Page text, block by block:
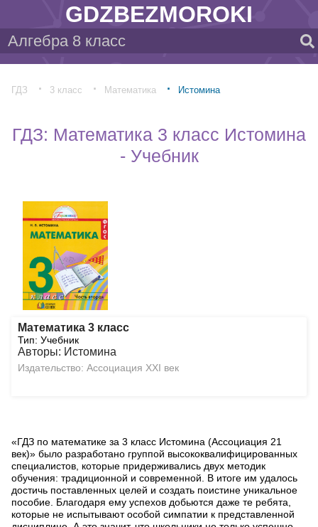
GDZBEZMOROKI
ГДЗ 3 класс Математика Истомина
ГДЗ: Математика 3 класс Истомина
- Учебник
Математика 3 класс
Тип: Учебник
Авторы: Истомина
Издательство: Ассоциация ХХI век
«ГДЗ по математике за 3 класс Истомина (Ассоциация 21
век)» было разработано группой высококвалифицированных
специалистов, которые придерживались двух методик
обучения: традиционной и современной. В итоге им удалось
достичь поставленных целей и создать поистине уникальное
пособие. Благодаря ему успехов добьются даже те ребята,
которые не испытывают особой симпатии к представленной